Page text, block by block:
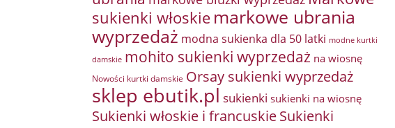
sukienki włoskie markowe ubrania
wyprzedaż modna sukienka dla 50 latki modne kurtki
damskie mohito sukienki wyprzedaż na wiosnę
Nowości kurtki damskie Orsay sukienki wyprzedaż
sklep ebutik.pl sukienki sukienki na wiosnę
Sukienki włoskie i francuskieSukienki